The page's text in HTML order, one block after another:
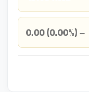
0.00 (0.00%)➖